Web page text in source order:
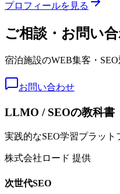
プロフィールを見る
ご相談・お問い
宿泊施設のWEB集客・
お問い合わせ
LLMO / SEOの教科書
実践的なSEO学習プラット
株式会社ロード 提供
次世代SEO